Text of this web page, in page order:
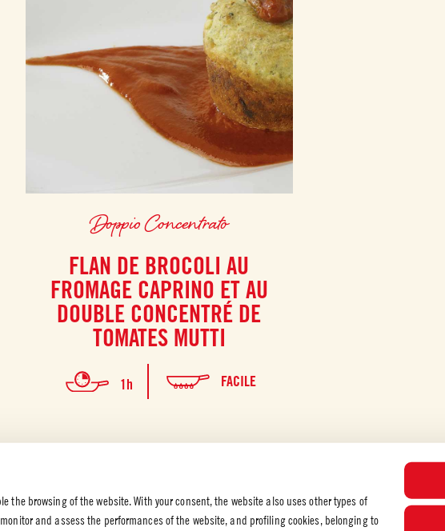
the browsing of the website. With your consent, the website also uses other types of
and assess the performances of the website, and profiling cookies, belonging to
Doppio Concentrato
FLAN DE BROCOLI AU
FROMAGE CAPRINO ET AU
DOUBLE CONCENTRÉ DE
TOMATES MUTTI
1h FACILE